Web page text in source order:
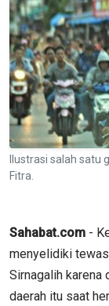
Ilustrasi salah satu
Fitra.
Sahabat.com -
menyelidiki
Sirnagalih karena
daerah itu saat